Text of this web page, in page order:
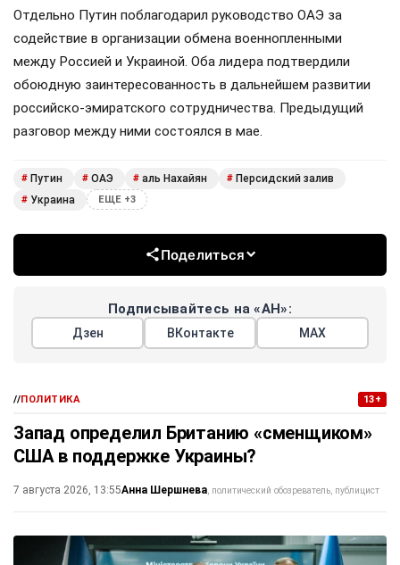
Отдельно Путин поблагодарил руководство ОАЭ за
содействие в организации обмена военнопленными
между Россией и Украиной. Оба лидера подтвердили
обоюдную заинтересованность в дальнейшем развитии
российско-эмиратского сотрудничества. Предыдущий
разговор между ними состоялся в мае.
# Путин # ОАЭ # аль Нахайян # Персидский залив
# Украина ЕЩЕ +3
Поделиться
Подписывайтесь на «АН»:
Дзен ВКонтакте МАХ
//ПОЛИТИКА 13+
Запад определил Британию «сменщиком»
США в поддержке Украины?
7 августа 2026, 13:55Анна Шершнева политический обозреватель, публицист